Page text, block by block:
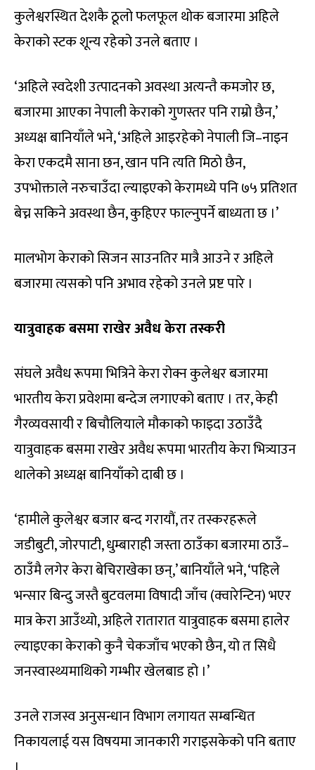
कुलेश्वरस्थित देशकै ठूलो फलफूल थोक बजारमा अहिले
केराको स्टक शून्य रहेको उनले बताए ।
‘अहिले स्वदेशी उत्पादनको अवस्था अत्यन्तै कमजोर छ,
बजारमा आएका नेपाली केराको गुणस्तर पनि राम्रो छैन,’
अध्यक्ष बानियाँले भने, ‘अहिले आइरहेको नेपाली जि–नाइन
केरा एकदमै साना छन, खान पनि त्यति मिठो छैन,
उपभोक्ताले नरुचाउँदा ल्याइएको केरामध्ये पनि ७५ प्रतिशत
बेच्न सकिने अवस्था छैन, कुहिएर फाल्नुपर्ने बाध्यता छ ।’
मालभोग केराको सिजन साउनतिर मात्रै आउने र अहिले
बजारमा त्यसको पनि अभाव रहेको उनले प्रष्ट पारे ।
यात्रुवाहक बसमा राखेर अवैध केरा तस्करी
संघले अवैध रूपमा भित्रिने केरा रोक्न कुलेश्वर बजारमा
भारतीय केरा प्रवेशमा बन्देज लगाएको बताए । तर, केही
गैरव्यवसायी र बिचौलियाले मौकाको फाइदा उठाउँदै
यात्रुवाहक बसमा राखेर अवैध रूपमा भारतीय केरा भित्र्याउन
थालेको अध्यक्ष बानियाँको दाबी छ ।
‘हामीले कुलेश्वर बजार बन्द गरायौं, तर तस्करहरूले
जडीबुटी, जोरपाटी, धुम्बाराही जस्ता ठाउँका बजारमा ठाउँ–
ठाउँमै लगेर केरा बेचिराखेका छन्,’ बानियाँले भने, ‘पहिले
भन्सार बिन्दु जस्तै बुटवलमा विषादी जाँच (क्वारेन्टिन) भएर
मात्र केरा आउँथ्यो, अहिले रातारात यात्रुवाहक बसमा हालेर
ल्याइएका केराको कुनै चेकजाँच भएको छैन, यो त सिधै
जनस्वास्थ्यमाथिको गम्भीर खेलबाड हो ।’
उनले राजस्व अनुसन्धान विभाग लगायत सम्बन्धित
निकायलाई यस विषयमा जानकारी गराइसकेको पनि बताए